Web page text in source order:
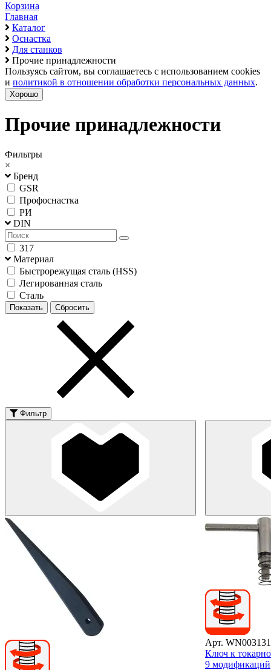
Корзина
Главная
Каталог
Оснастка
Для станков
Прочие принадлежности
Пользуясь сайтом, вы соглашаетесь с использованием cookies
и политикой в отношении обработки персональных данных.
Хорошо
Прочие принадлежности
Фильтры
×
Бренд
GSR
Профоснастка
РИ
DIN
317
Материал
Быстрорежущая сталь (HSS)
Легированная сталь
Сталь
Фильтр
Арт.
Ключ к
9 модификаций